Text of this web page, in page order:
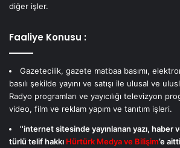
diğer işler.
Faaliye Konusu :
Gazetecilik, gazete matbaa basımı,
basılı şekilde yayını ve satışı ile ulusal ve
Radyo programları ve yayıcılığı televizyon
video, film ve reklam yapım ve tanıtım işleri.
''internet sitesinde yayınlanan yazı, haber
türlü telif hakkı Hürtürk Medya ve Bilişim’e